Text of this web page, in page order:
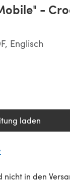
-
Englisch
laden
(öffnet sich in
in den